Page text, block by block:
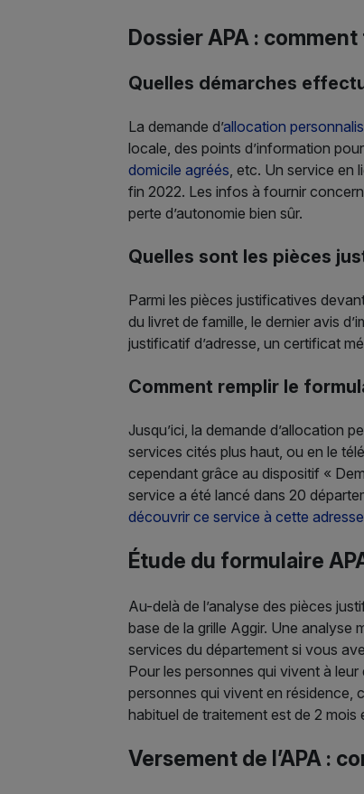
Dossier APA :
Quelles démarches
La demande d’allocation
locale, des points d’information
domicile agréés, etc. Un service en
fin 2022. Les infos à fournir
perte d’autonomie bien sûr.
Quelles sont les pièces
Parmi les pièces justificatives
du livret de famille, le dernier avis
justificatif d’adresse, un certificat
Comment remplir le
Jusqu’ici, la demande d’allocation
services cités plus haut, ou en le
cependant grâce au dispositif «
service a été lancé dans 20
découvrir ce service à cette adresse
Étude du formulaire
Au-delà de l’analyse des pièces
base de la grille Aggir. Une analyse
services du département si vous
Pour les personnes qui vivent à leur
personnes qui vivent en résidence,
habituel de traitement est de 2
Versement de l’APA :